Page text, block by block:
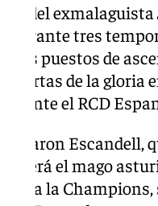
del
durante tres
los puestos de
puertas de la gloria
ante el RCD
Aaron
el mago
a la